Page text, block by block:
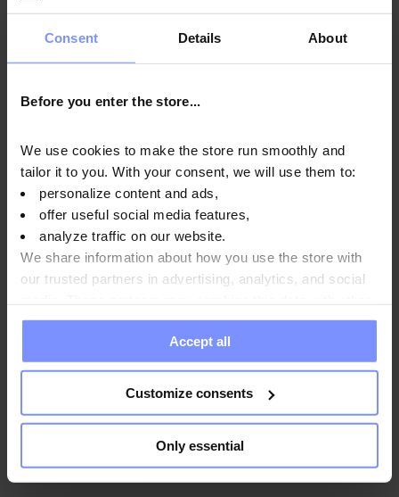
Consent Details About
Before you enter the store...
We use cookies to make the store run smoothly and
tailor it to you. With your consent, we will use them to:
personalize content and ads,
offer useful social media features,
analyze traffic on our website.
We share information about how you use the store with
our trusted partners in advertising, analytics, and social
information you have provided to them or that they have
collected when you use their services. Do you agree?
Accept all
Customize consents
Only essential
Labor, um höchste Qualität zu gewährleisten und
aufrechtzuerhalten.
OstroVit Mizellares Kasein - Protein-Gehaltsanalyse im
Trockengewicht 09.04.2026
OstroVit Mizellares Kasein - Bestimmung des
schwermetallgehalts 09.04.2026
OstroVit Mizellares Kasein - Mikrobiologische analyse
09.04.2026
Anwendungsweise
Nährwertinformationen